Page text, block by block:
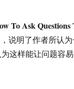
To Ask
说明了作者所认
这样能让问题容